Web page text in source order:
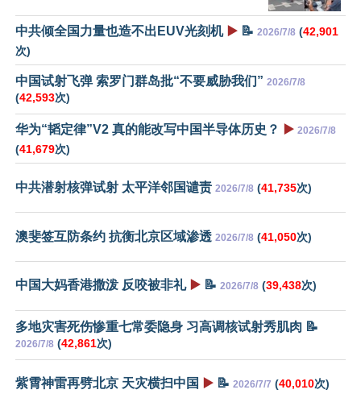
中共倾全国力量也造不出EUV光刻机 ▶️ 📝 2026/7/8 (42,901
次)
中国试射飞弹 索罗门群岛批“不要威胁我们” 2026/7/8
(42,593次)
华为“韬定律”V2 真的能改写中国半导体历史？ ▶️ 2026/7/8
(41,679次)
中共潜射核弹试射 太平洋邻国谴责 2026/7/8 (41,735次)
澳斐签互防条约 抗衡北京区域渗透 2026/7/8 (41,050次)
中国大妈香港撒泼 反咬被非礼 ▶️ 📝 2026/7/8 (39,438次)
多地灾害死伤惨重七常委隐身 习高调核试射秀肌肉 📝
2026/7/8 (42,861次)
紫霄神雷再劈北京 天灾横扫中国 ▶️ 📝 2026/7/7 (40,010次)